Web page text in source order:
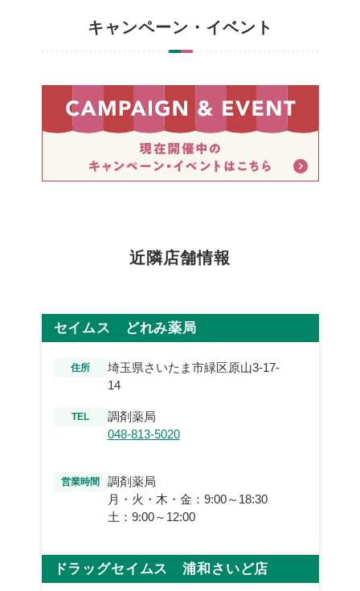
キャンペーン・イベント
近隣店舗情報
セイムス どれみ薬局
住所
埼玉県さいたま市緑区原山3-17-
14
TEL
調剤薬局
048-813-5020
営業時間
調剤薬局
月・火・木・金：9:00～18:30
土：9:00～12:00
ドラッグセイムス 浦和さいど店